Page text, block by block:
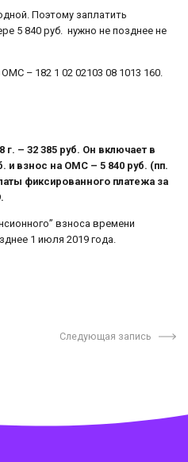
Поэтому заплатить
5 840 руб. нужно не позднее не
– 182 1 02 02103 08 1013 160.
– 32 385 руб. Он включает в
и взнос на ОМС – 5 840 руб. (пп.
фиксированного платежа за
взноса времени
1 июля 2019 года.
Следующая запись